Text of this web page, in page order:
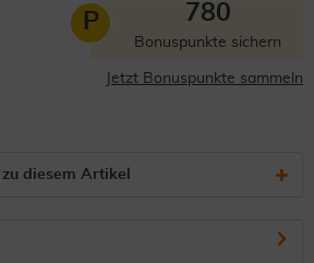
P 780
Bonuspunkte sichern
Jetzt Bonuspunkte sammeln
diesem Artikel